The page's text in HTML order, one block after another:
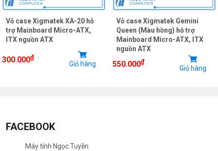
Vỏ case Xigmatek XA-20 hỗ
trợ Mainboard Micro-ATX,
ITX nguồn ATX
300.000₫
Giỏ hàng
Vỏ case Xigmatek Gemini
Queen (Màu hồng) hỗ trợ
Mainboard Micro-ATX, ITX
nguồn ATX
550.000₫
Giỏ hàng
FACEBOOK
Máy tính Ngọc Tuyền